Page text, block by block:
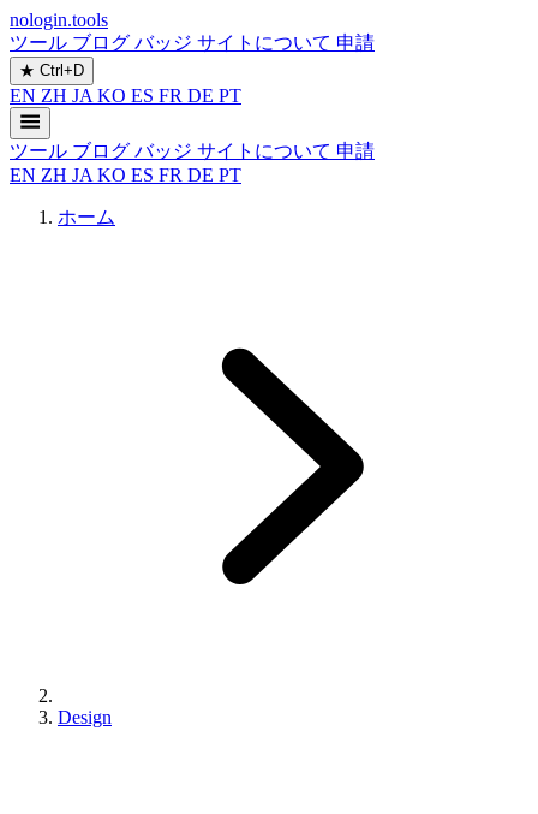
nologin.tools
ツール ブログ バッジ サイトについて 申請
★ Ctrl+D
EN ZH JA KO ES FR DE PT
ツール ブログ バッジ サイトについて 申請
EN ZH JA KO ES FR DE PT
ホーム
Design